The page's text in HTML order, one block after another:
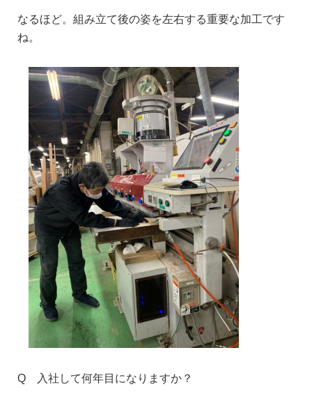
なるほど。 組み立て後の姿を左右する重要な加工です
ね。
Q 入社して何年目になりますか？